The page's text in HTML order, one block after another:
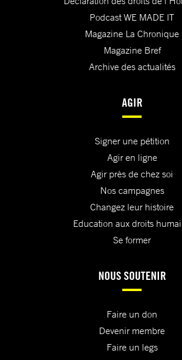
Podcast WE MADE IT
Magazine La Chronique
Magazine Bref
Archive des actualités
AGIR
Signer une pétition
Agir en ligne
Agir près de chez soi
Nos campagnes
Changez leur histoire
Education aux droits
Se former
NOUS SOUTENIR
Faire un don
Devenir membre
Faire un legs